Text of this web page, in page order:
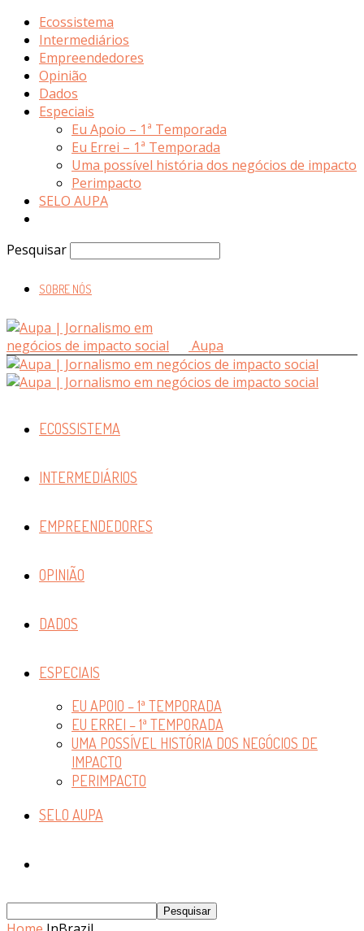
Ecossistema
Intermediários
Empreendedores
Opinião
Dados
Especiais
Eu Apoio – 1ª Temporada
Eu Errei – 1ª Temporada
Uma possível história dos negócios de impacto
Perimpacto
SELO AUPA
Pesquisar
SOBRE NÓS
Aupa
ECOSSISTEMA
INTERMEDIÁRIOS
EMPREENDEDORES
OPINIÃO
DADOS
ESPECIAIS
EU APOIO – 1ª TEMPORADA
EU ERREI – 1ª TEMPORADA
UMA POSSÍVEL HISTÓRIA DOS NEGÓCIOS DE
IMPACTO
PERIMPACTO
SELO AUPA